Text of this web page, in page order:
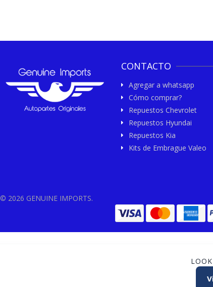
CONTACTO
Agregar a whatsapp
Cómo comprar?
Repuestos Chevrolet
Repuestos Hyundai
Repuestos Kia
Kits de Embrague Valeo
© 2026 GENUINE IMPORTS.